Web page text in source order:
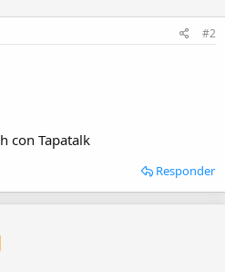
#2
con Tapatalk
Responder